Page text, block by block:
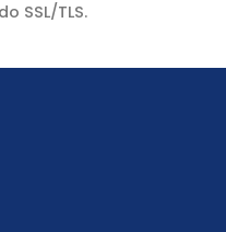
SSL/TLS.